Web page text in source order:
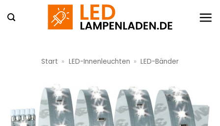
Inhalt
Start » LED-Innenleuchten » LED-Bänder